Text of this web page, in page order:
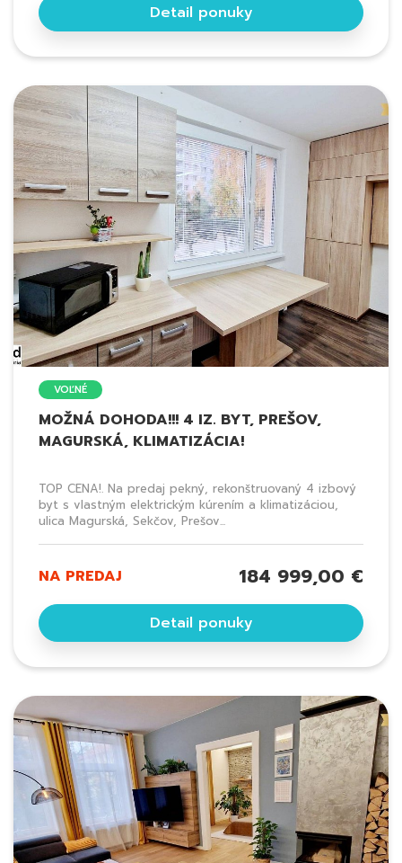
Detail ponuky
VOĽNÉ
MOŽNÁ DOHODA!!! 4 IZ. BYT, PREŠOV,
MAGURSKÁ, KLIMATIZÁCIA!
TOP CENA!. Na predaj pekný, rekonštruovaný 4 izbový
byt s vlastným elektrickým kúrením a klimatizáciou,
ulica Magurská, Sekčov, Prešov...
NA PREDAJ 184 999,00 €
Detail ponuky